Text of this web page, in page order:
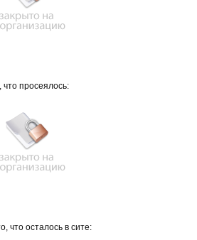
что просеялось:
что осталось в сите: